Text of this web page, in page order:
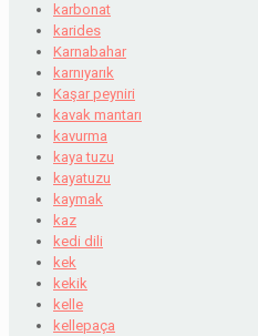
karbonat
karides
Karnabahar
karnıyarık
Kaşar peyniri
kavak mantarı
kavurma
kaya tuzu
kayatuzu
kaymak
kaz
kedi dili
kek
kekik
kelle
kellepaça